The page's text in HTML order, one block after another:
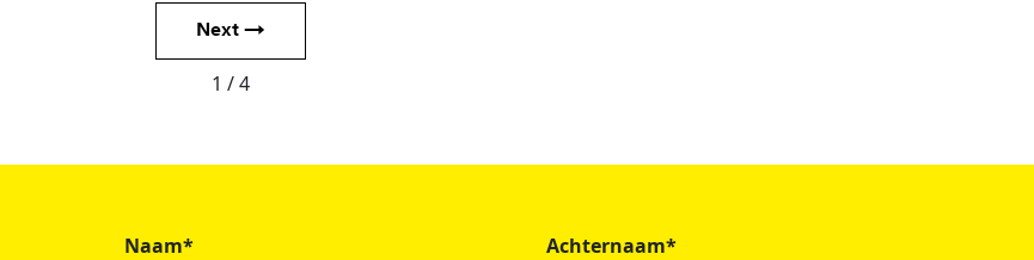
Next →
1 / 4
Naam* Achternaam*